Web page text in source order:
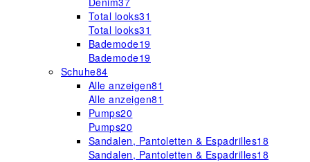
Total looks31
Total looks31
Bademode19
Bademode19
Schuhe84
Alle anzeigen81
Alle anzeigen81
Pumps20
Pumps20
Sandalen, Pantoletten & Espadrilles18
Sandalen, Pantoletten & Espadrilles18